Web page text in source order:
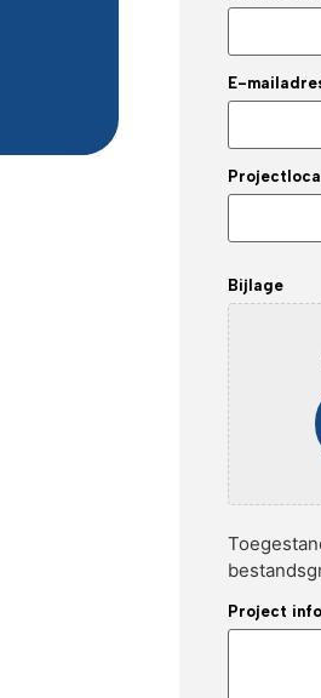
E-
Bijlage
Project